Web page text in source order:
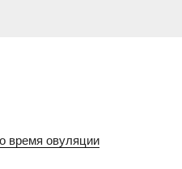
время овуляции